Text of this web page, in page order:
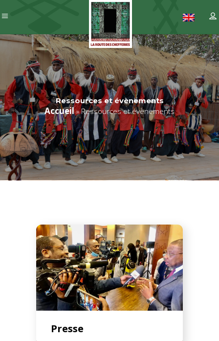
Ressources et évènements
Accueil»Ressources et évènements
Presse